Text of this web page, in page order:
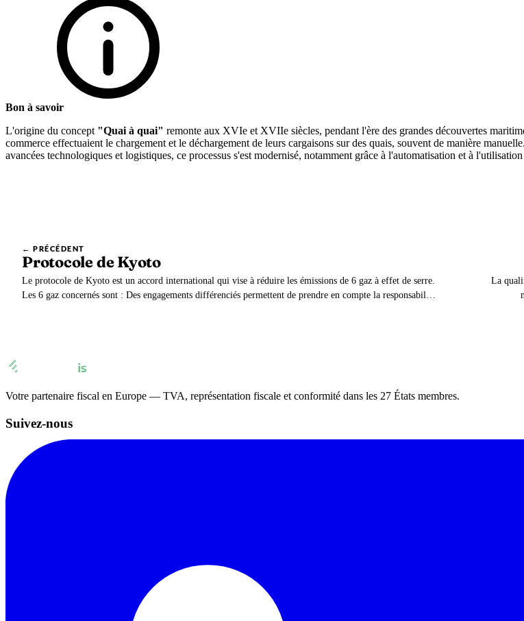
Bon à savoir
L'origine du concept "Quai à quai" remonte aux XVIe et XVIIe siècles, pendant l'ère des grandes découvertes
commerce effectuaient le chargement et le déchargement de leurs cargaisons sur des quais, souvent de manière
avancées technologiques et logistiques, ce processus s'est modernisé, notamment grâce à l'automatisation et à
← PRÉCÉDENT
Protocole de Kyoto
Le protocole de Kyoto est un accord international qui vise à réduire les émissions de 6 gaz à effet de serre.
Les 6 gaz concernés sont : Des engagements différenciés permettent de prendre en compte la responsabilité
La
Votre partenaire fiscal en Europe — TVA, représentation fiscale et conformité dans les 27 États membres.
Suivez-nous